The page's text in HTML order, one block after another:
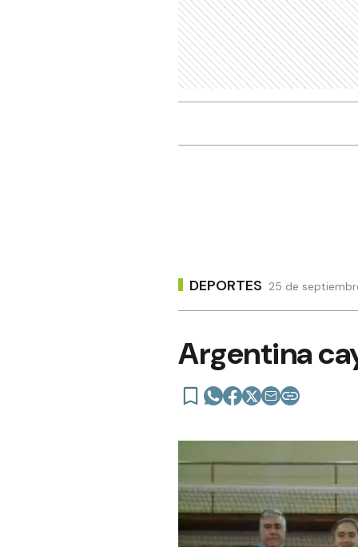
DEPORTES 25 de
Argentina